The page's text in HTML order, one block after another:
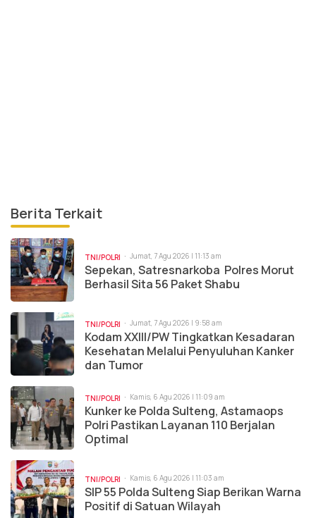
Berita Terkait
TNI/POLRI Jumat, 7 Agu 2026 | 11:13 am
Sepekan, Satresnarkoba Polres Morut
Berhasil Sita 56 Paket Shabu
TNI/POLRI Jumat, 7 Agu 2026 | 9:58 am
Kodam XXIII/PW Tingkatkan Kesadaran
Kesehatan Melalui Penyuluhan Kanker
dan Tumor
TNI/POLRI Kamis, 6 Agu 2026 | 11:09 am
Kunker ke Polda Sulteng, Astamaops
Polri Pastikan Layanan 110 Berjalan
Optimal
TNI/POLRI Kamis, 6 Agu 2026 | 11:03 am
SIP 55 Polda Sulteng Siap Berikan Warna
Positif di Satuan Wilayah